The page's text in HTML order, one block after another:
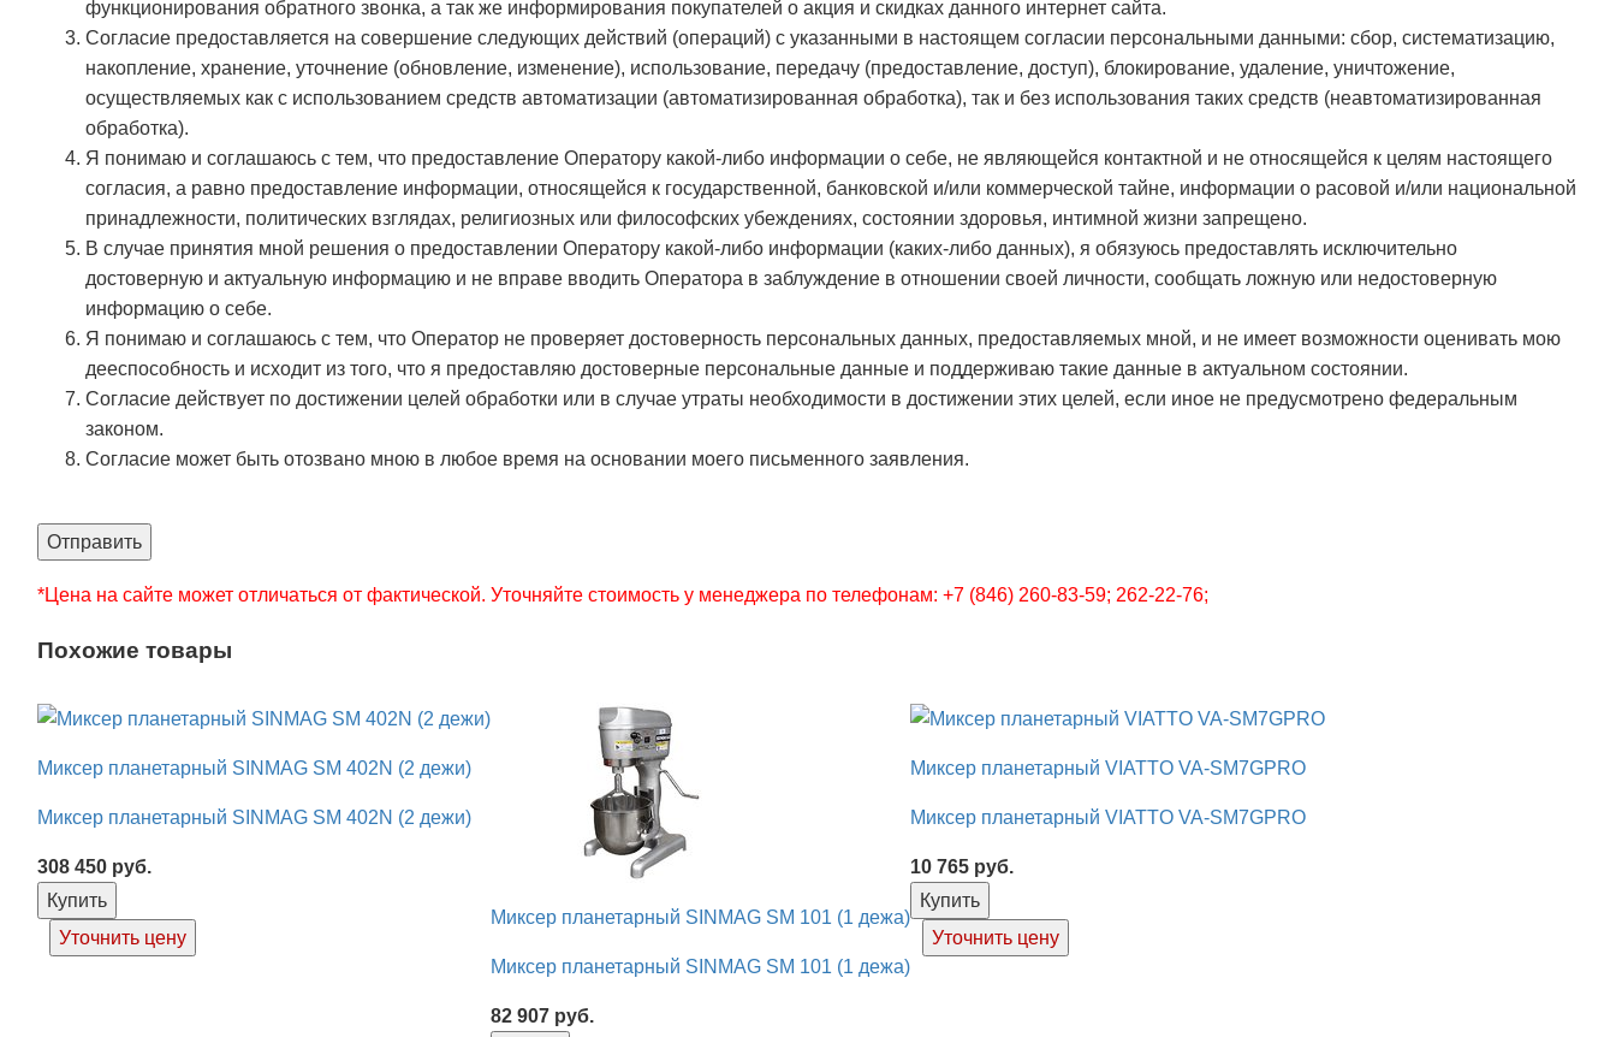
функционирования обратного звонка, а так же информирования покупателей о акция и скидках данного интернет сайта.
Согласие предоставляется на совершение следующих действий (операций) с указанными в настоящем согласии персональными данными: сбор, систематизацию,
накопление, хранение, уточнение (обновление, изменение), использование, передачу (предоставление, доступ), блокирование, удаление, уничтожение,
осуществляемых как с использованием средств автоматизации (автоматизированная обработка), так и без использования таких средств (неавтоматизированная
обработка).
Я понимаю и соглашаюсь с тем, что предоставление Оператору какой-либо информации о себе, не являющейся контактной и не относящейся к целям настоящего
согласия, а равно предоставление информации, относящейся к государственной, банковской и/или коммерческой тайне, информации о расовой и/или национальной
принадлежности, политических взглядах, религиозных или философских убеждениях, состоянии здоровья, интимной жизни запрещено.
В случае принятия мной решения о предоставлении Оператору какой-либо информации (каких-либо данных), я обязуюсь предоставлять исключительно
достоверную и актуальную информацию и не вправе вводить Оператора в заблуждение в отношении своей личности, сообщать ложную или недостоверную
информацию о себе.
Я понимаю и соглашаюсь с тем, что Оператор не проверяет достоверность персональных данных, предоставляемых мной, и не имеет возможности оценивать мою
дееспособность и исходит из того, что я предоставляю достоверные персональные данные и поддерживаю такие данные в актуальном состоянии.
Согласие действует по достижении целей обработки или в случае утраты необходимости в достижении этих целей, если иное не предусмотрено федеральным
законом.
Согласие может быть отозвано мною в любое время на основании моего письменного заявления.
Отправить
*Цена на сайте может отличаться от фактической. Уточняйте стоимость у менеджера по телефонам: +7 (846) 260-83-59; 262-22-76;
Похожие товары
Миксер планетарный SINMAG SМ 402N (2 дежи)
Миксер планетарный SINMAG SМ 402N (2 дежи)
308 450 руб.
Купить
Уточнить цену
Миксер планетарный SINMAG SМ 101 (1 дежа)
Миксер планетарный SINMAG SМ 101 (1 дежа)
82 907 руб.
Миксер планетарный VIATTO VA-SM7GPRO
Миксер планетарный VIATTO VA-SM7GPRO
10 765 руб.
Купить
Уточнить цену